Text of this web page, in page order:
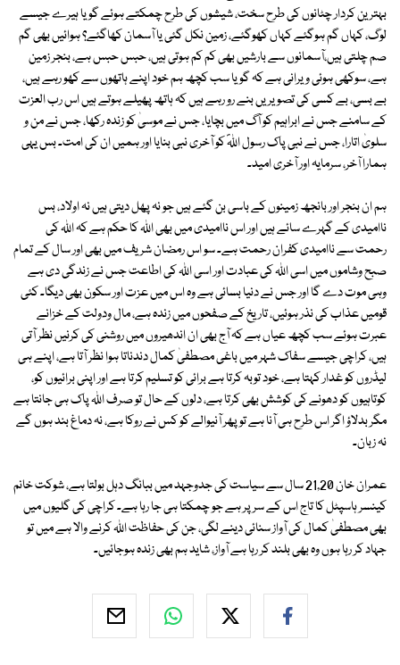
بہترین کردار چٹانوں کی طرح سخت، شیشوں کی طرح چمکتے ہوئے گویا ہیرے جیسے
لوگ، کہاں گم ہوگئے کہاں کھوگئے، زمین نکل گئی یا آسمان کھاگئے؟ ہوائیں بھی گم
صم چلتی ہیں،آسمانوں سے بارشیں بھی کم کم ہوتی ہیں، حبس حبس ہے، بنجر زمین
ہے، سوکھی ہوئی ویرانی ہے کہ گویا سب کچھ ہم خود اپنے ہاتھوں سے کھو رہے ہیں،
بے بسی، بے کسی کی تصویریں بنے رو رہے ہیں کہ ہاتھ پھیلے ہوتے ہیں اس رب العزت
کے سامنے جس نے ابراہیم کو آگ میں بچایا، جس نے موسیٰ کو زندہ رکھا، جس نے من و
سلویٰ اتارا، جس نے نبی پاک رسول اللہؐ کو آخری نبی بنایا اور ہمیں ان کی امت۔ بس یہی
ہمارا آخر، سرمایہ اور آخری امید۔
ہم ان بنجر اور بانجھ زمینوں کے باسی بن گئے ہیں جو نہ پھل دیتی ہیں نہ اولاد، بس
ناامیدی کے گہرے سائے ہیں اور اس ناامیدی میں بھی اللہ کا حکم ہے کہ اللہ کی
رحمت سے ناامیدی کفران رحمت ہے۔ سو اس رمضان شریف میں بھی اور سال کے تمام
صبح وشاموں میں اسی اللہ کی عبادت اور اسی اللہ کی اطاعت جس نے زندگی دی ہے
وہی موت دے گا اور جس نے دنیا بسائی ہے وہ اس میں عزت اور سکون بھی دیگا۔ کئی
قومیں عذاب کی نذر ہوئیں، تاریخ کے صفحوں میں زندہ ہے، مال ودولت کے خزانے
عبرت ہوئے سب کچھ عیاں ہے کہ آج بھی ان اندھیروں میں روشنی کی کرنیں نظر آتی
ہیں، کراچی جیسے سفاک شہر میں باغی مصطفیٰ کمال دندناتا ہوا نظر آتا ہے، اپنے ہی
لیڈروں کو غدار کہتا ہے، خود توبہ کرتا ہے برائی کو تسلیم کرتا ہے اور اپنی برائیوں کو،
کوتاہیوں کو دھونے کی کوشش بھی کرتا ہے، دلوں کے حال تو صرف اللہ پاک ہی جانتا ہے
مگر بدلاؤ اگر اس طرح ہی آنا ہے تو پھر آنیوالے کو کس نے روکا ہے، نہ دماغ بند ہوں گے
نہ زبان۔
عمران خان 21,20 سال سے سیاست کی جدوجہد میں ببانگ دہل بولتا ہے، شوکت خانم
کینسر ہاسپٹل کا تاج اس کے سر پر ہے جو چمکتا ہی جا رہا ہے۔ کراچی کی گلیوں میں
بھی مصطفیٰ کمال کی آواز سنائی دینے لگی، جن کی حفاظت اللہ کرنے والا ہے میں تو
جہاد کر رہا ہوں وہ بھی بلند کر رہا ہے آواز، شاید ہم بھی زندہ ہوجائیں۔